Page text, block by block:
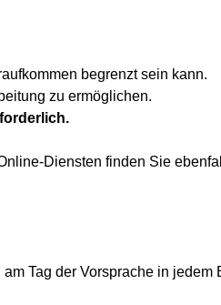
begrenzt sein kann.
zu ermöglichen.
Diensten finden Sie
Tag der Vorsprache in jedem